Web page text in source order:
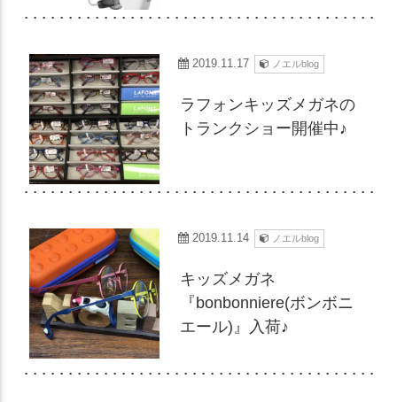
2019.11.17 ノエルblog
ラフォンキッズメガネの
トランクショー開催中♪
2019.11.14 ノエルblog
キッズメガネ
『bonbonniere(ボンボニ
エール)』入荷♪